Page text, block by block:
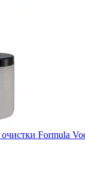
Formula